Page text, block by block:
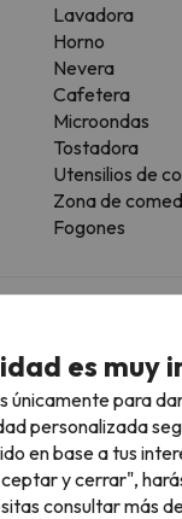
Lavadora
Horno
Nevera
Cafetera
Microondas
Tostadora
Utensilios de
Zona de
Fogones
posibilidad de
es muy
únicamente para
personalizada
en base a tus
y cerrar",
consultar más